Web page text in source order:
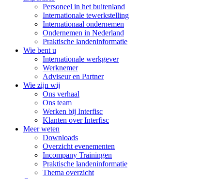
Personeel in het buitenland
Internationale tewerkstelling
Internationaal ondernemen
Ondernemen in Nederland
Praktische landeninformatie
Wie bent u
Internationale werkgever
Werknemer
Adviseur en Partner
Wie zijn wij
Ons verhaal
Ons team
Werken bij Interfisc
Klanten over Interfisc
Meer weten
Downloads
Overzicht evenementen
Incompany Trainingen
Praktische landeninformatie
Thema overzicht